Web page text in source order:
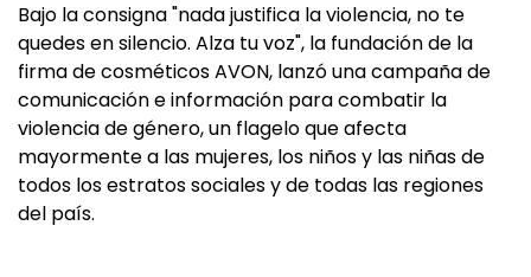
Bajo la consigna "nada justifica la violencia, no te
quedes en silencio. Alza tu voz", la fundación de la
firma de cosméticos AVON, lanzó una campaña de
comunicación e información para combatir la
violencia de género, un flagelo que afecta
mayormente a las mujeres, los niños y las niñas de
todos los estratos sociales y de todas las regiones
del país.